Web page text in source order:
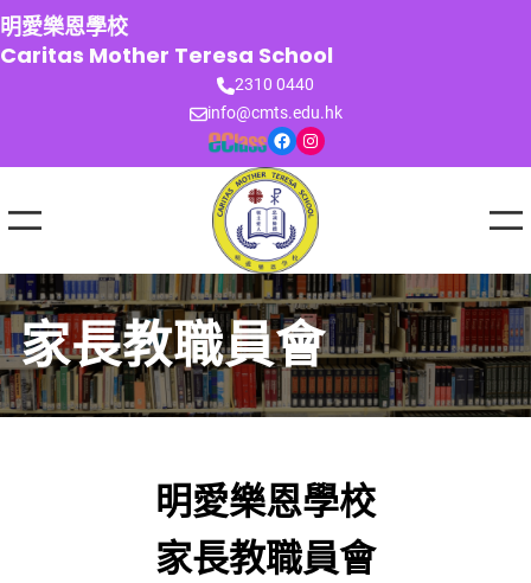
跳
至
主
明愛樂恩學校
Caritas Mother Teresa School
2310 0440
info@cmts.edu.hk
Facebook Instagram
家長教職員會
明愛樂恩學校
家長教職員會